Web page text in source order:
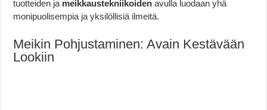
tuotteiden ja meikkaustekniikoiden avulla luodaan yhä
monipuolisempia ja yksilöllisiä ilmeitä.
Meikin Pohjustaminen: Avain Kestävään
Lookiin